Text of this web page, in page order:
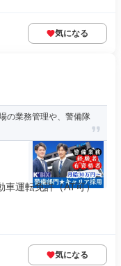
気になる
の業務管理や、警備隊
車運転免許（AT可）
気になる